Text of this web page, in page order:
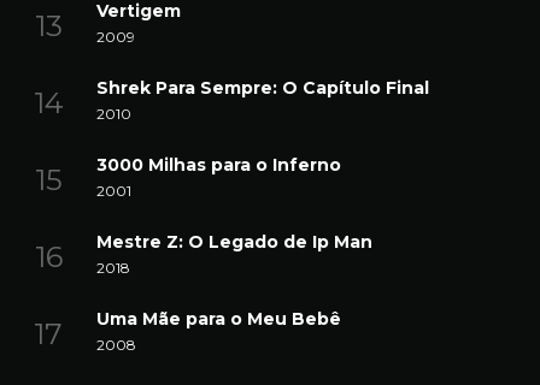
Vertigem
2009
Shrek Para Sempre: O Capítulo Final
2010
3000 Milhas para o Inferno
2001
Mestre Z: O Legado de Ip Man
2018
Uma Mãe para o Meu Bebê
2008